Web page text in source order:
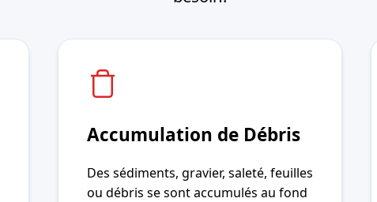
Accumulation de Débris
Des sédiments, gravier, saleté, feuilles
ou débris se sont accumulés au fond